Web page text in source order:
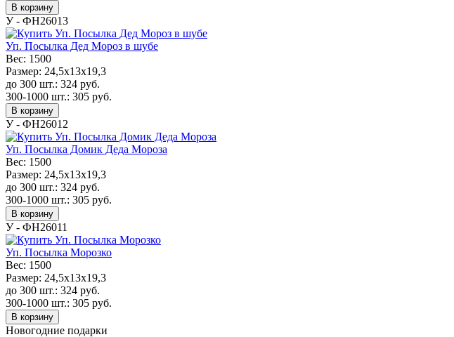
В корзину
У - ФН26013
Уп. Посылка Дед Мороз в шубе
Вес: 1500
Размер: 24,5x13x19,3
до 300 шт.: 324 руб.
300-1000 шт.: 305 руб.
В корзину
У - ФН26012
Уп. Посылка Домик Деда Мороза
Вес: 1500
Размер: 24,5x13x19,3
до 300 шт.: 324 руб.
300-1000 шт.: 305 руб.
В корзину
У - ФН26011
Уп. Посылка Морозко
Вес: 1500
Размер: 24,5x13x19,3
до 300 шт.: 324 руб.
300-1000 шт.: 305 руб.
В корзину
Новогодние подарки